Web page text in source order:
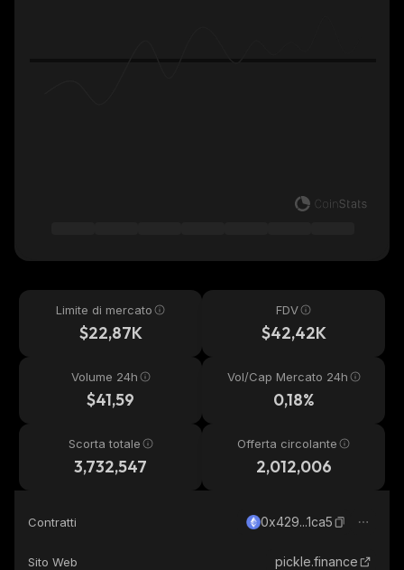
Limite di mercato
$22,87K
FDV
$42,42K
Volume 24h
$41,59
Vol/Cap Mercato 24h
0,18%
Scorta totale
3,732,547
Offerta circolante
2,012,006
Contratti 0x429...1ca5
Sito Web pickle.finance